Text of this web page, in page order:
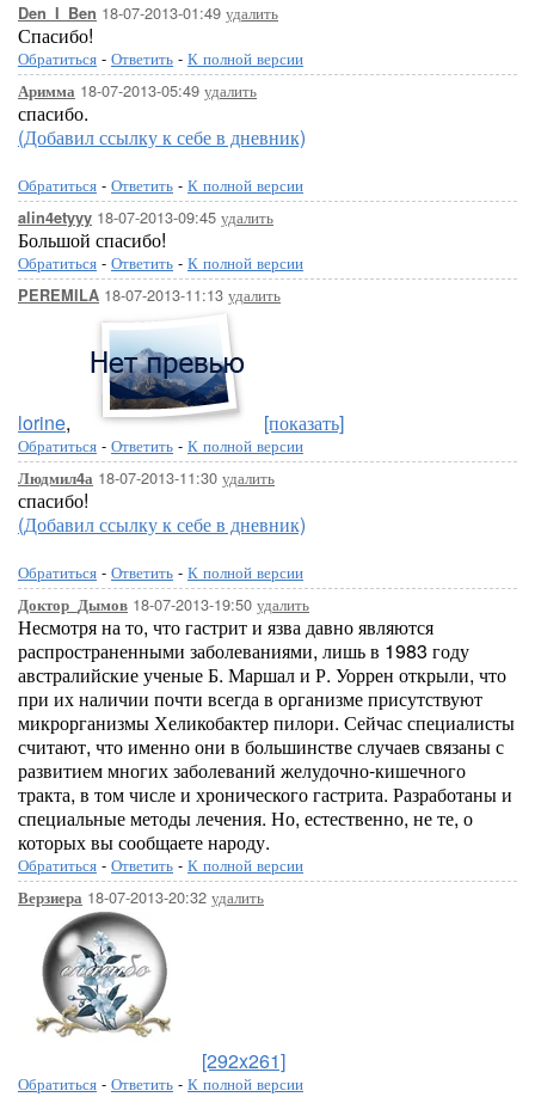
Den_I_Ben 18-07-2013-01:49 удалить
Спасибо!
Обратиться - Ответить - К полной версии
Аримма 18-07-2013-05:49 удалить
спасибо.
(Добавил ссылку к себе в дневник)
Обратиться - Ответить - К полной версии
alin4etyyy 18-07-2013-09:45 удалить
Большой спасибо!
Обратиться - Ответить - К полной версии
PEREMILA 18-07-2013-11:13 удалить
lorine, [показать]
Обратиться - Ответить - К полной версии
Людмил4а 18-07-2013-11:30 удалить
спасибо!
(Добавил ссылку к себе в дневник)
Обратиться - Ответить - К полной версии
Доктор_Дымов 18-07-2013-19:50 удалить
Несмотря на то, что гастрит и язва давно являются
распространенными заболеваниями, лишь в 1983 году
австралийские ученые Б. Маршал и Р. Уоррен открыли, что
при их наличии почти всегда в организме присутствуют
микрорганизмы Хеликобактер пилори. Сейчас специалисты
считают, что именно они в большинстве случаев связаны с
развитием многих заболеваний желудочно-кишечного
тракта, в том числе и хронического гастрита. Разработаны и
специальные методы лечения. Но, естественно, не те, о
которых вы сообщаете народу.
Обратиться - Ответить - К полной версии
Верзиера 18-07-2013-20:32 удалить
[292x261]
Обратиться - Ответить - К полной версии